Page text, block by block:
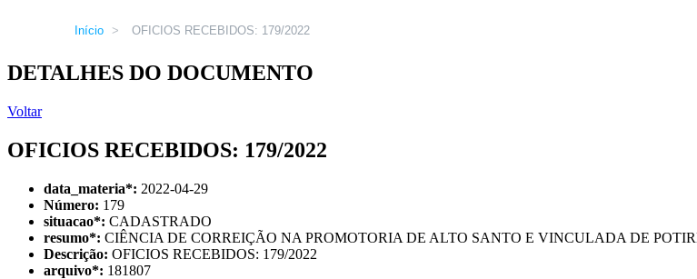
Início > OFICIOS RECEBIDOS: 179/2022
DETALHES DO DOCUMENTO
Voltar
OFICIOS RECEBIDOS: 179/2022
data_materia*: 2022-04-29
Número: 179
situacao*: CADASTRADO
resumo*: CIÊNCIA DE CORREIÇÃO NA PROMOTORIA DE ALTO SANTO E VINCULADA DE
Descrição: OFICIOS RECEBIDOS: 179/2022
arquivo*: 181807